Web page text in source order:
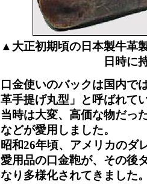
▲大正初期頃の日本製牛
日時に
口金使いのバックは国内で
革手提げ丸型」と呼ばれて
当時は大変、高価な物だっ
などが愛用しました。
昭和26年頃、アメリカのダ
愛用品の口金鞄が、その後
なり多様化されてきました